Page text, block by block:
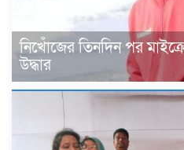
নিখোঁজের তিনদিন পর
উদ্ধার